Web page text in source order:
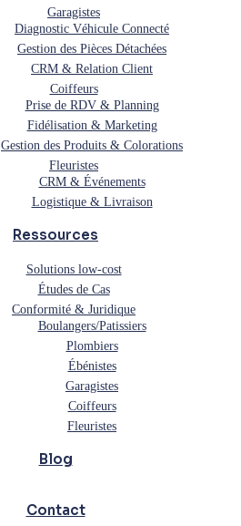
Garagistes
Diagnostic Véhicule Connecté
Gestion des Pièces Détachées
CRM & Relation Client
Coiffeurs
Prise de RDV & Planning
Fidélisation & Marketing
Gestion des Produits & Colorations
Fleuristes
CRM & Événements
Logistique & Livraison
Ressources
Solutions low-cost
Études de Cas
Conformité & Juridique
Boulangers/Patissiers
Plombiers
Ébénistes
Garagistes
Coiffeurs
Fleuristes
Blog
Contact